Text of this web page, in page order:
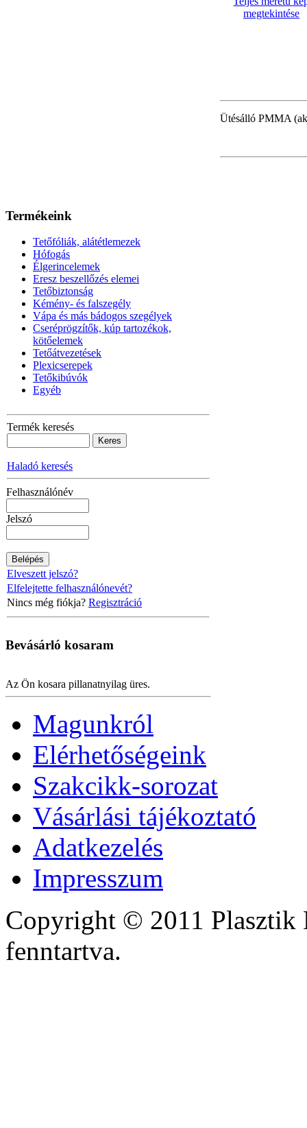
megtekintése
Ütésálló PMMA
Termékeink
Tetőfóliák, alátétlemezek
Hófogás
Élgerincelemek
Eresz beszellőzés elemei
Tetőbiztonság
Kémény- és falszegély
Vápa és más bádogos szegélyek
Cseréprögzítők, kúp tartozékok,
kötőelemek
Tetőátvezetések
Plexicserepek
Tetőkibúvók
Egyéb
Termék keresés
Haladó keresés
Felhasználónév
Jelszó
Elveszett jelszó?
Elfelejtette felhasználónevét?
Nincs még fiókja? Regisztráció
Bevásárló kosaram
Az Ön kosara pillanatnyilag üres.
Magunkról
Elérhetőségeink
Szakcikk-sorozat
Vásárlási tájékoztató
Adatkezelés
Impresszum
Copyright © 2011
fenntartva.